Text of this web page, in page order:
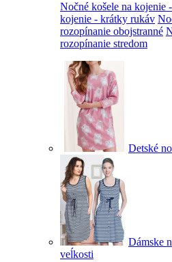
Nočné košele na kojenie
kojenie - krátky rukáv
rozopínanie obojstranné
rozopínanie stredom
Detské
Dámske
veĺkosti